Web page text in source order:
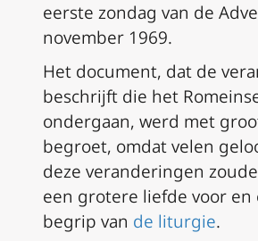
eerste zondag van de
november 1969.
Het document, dat de
beschrijft die het
ondergaan, werd met
begroet, omdat velen
deze veranderingen
een grotere liefde voor
begrip van de liturgie.